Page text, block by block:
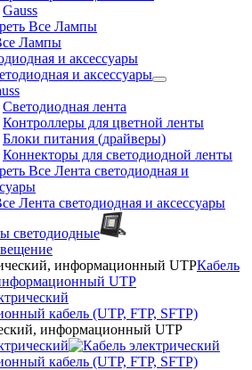
Gauss
Все Лампы
Лампы
и аксессуары
Светодиодная лента
Контроллеры для цветной ленты
Блоки питания (драйверы)
Коннекторы для светодиодной ленты
Все Лента светодиодная и
Лента светодиодная и аксессуары
светодиодные
Кабель
UTP
кабель (UTP, FTP, SFTP)
информационный UTP
кабель (UTP, FTP, SFTP)